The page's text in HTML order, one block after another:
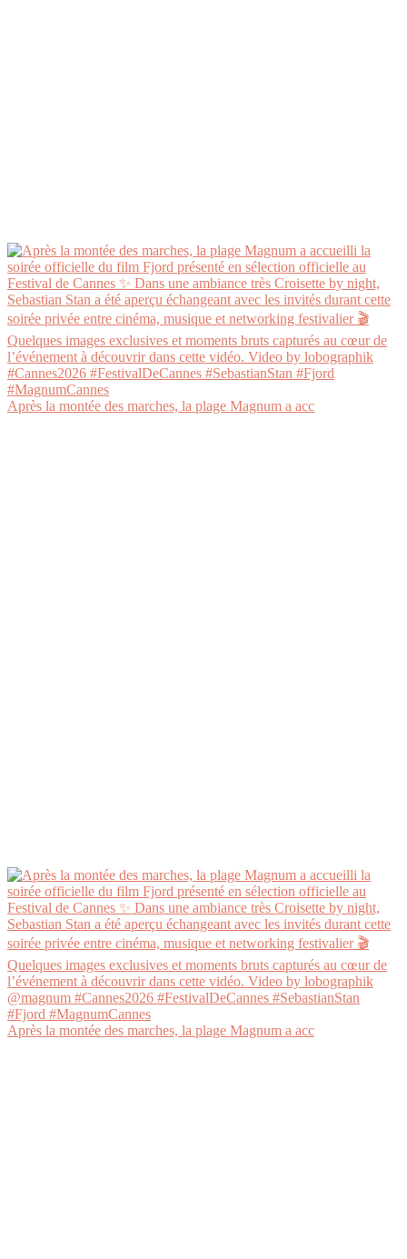
Après la montée des marches, la plage Magnum a acc
Après la montée des marches, la plage Magnum a acc